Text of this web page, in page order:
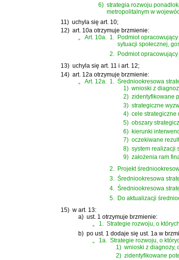
6) strategia rozwoju
metropolitalnym w
11) uchyla się art. 10;
12) art. 10a otrzymuje brzmienie:
„
Art. 10a. 1. Podmiot
sytuacji społecznej,
2. Podmiot
13) uchyla się art. 11 i art. 12;
14) art. 12a otrzymuje brzmienie:
Art. 12a. 1.
Średniookresowa
1) wnioski z
2) zidentyfikowane
3) strategiczne
4) cele strategiczne
5) obszary
6) kierunki
7) oczekiwane
8) system realizacji
9) założenia ram
2. Projekt
3. Średniookresowa
4. Średniookresowa
5. Do aktualizacji
15) w art. 13:
a) ust. 1 otrzymuje brzmienie:
1. Strategie rozwoju, o
b) po ust. 1 dodaje się ust. 1a w
1a.
Strategie rozwoju, o
1) wnioski z diagnozy,
2) zidentyfikowane